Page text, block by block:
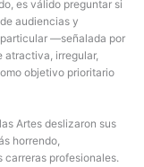
es válido preguntar si
audiencias y
—señalada por
atractiva, irregular,
objetivo prioritario
Artes deslizaron sus
horrendo,
carreras profesionales.